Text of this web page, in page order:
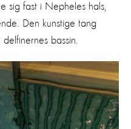
sig fast i Nepheles hals,
Den kunstige tang
bassin.